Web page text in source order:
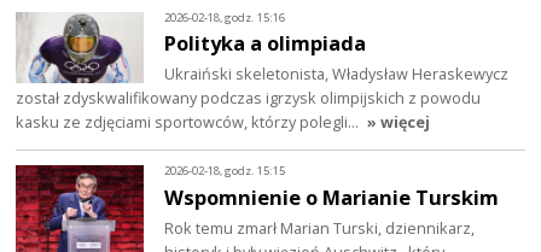
2026-02-18, godz. 15:16
Polityka a olimpiada
Ukraiński skeletonista, Władysław Heraskewycz
został zdyskwalifikowany podczas igrzysk olimpijskich z powodu
kasku ze zdjęciami sportowców, którzy polegli… » więcej
2026-02-18, godz. 15:15
Wspomnienie o Marianie Turskim
Rok temu zmarł Marian Turski, dziennikarz,